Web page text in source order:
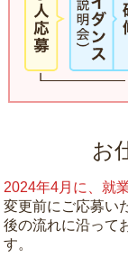
お
2024年4月に、就
変更前にご応募い
後の流れに沿って
す。